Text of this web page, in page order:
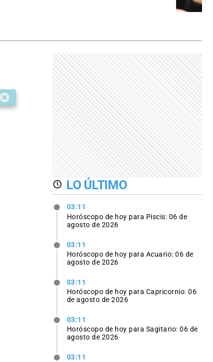
LO ÚLTIMO
03:11
Horóscopo de hoy para Piscis: 06 de
agosto de 2026
03:11
Horóscopo de hoy para Acuario: 06 de
agosto de 2026
03:11
Horóscopo de hoy para Capricornio: 06
de agosto de 2026
03:11
Horóscopo de hoy para Sagitario: 06 de
agosto de 2026
03:11